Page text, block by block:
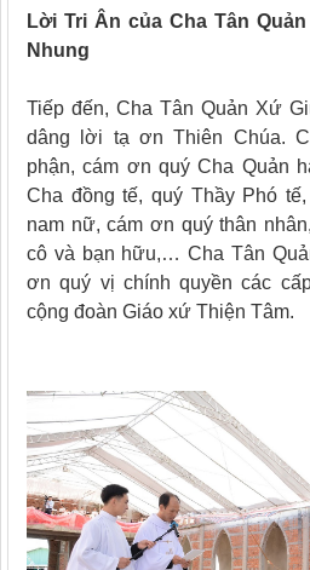
Lời Tri Ân của Cha Tân
Nhung
Tiếp đến, Cha Tân Quản Xứ
dâng lời tạ ơn Thiên Chúa.
phận, cám ơn quý Cha Quản
Cha đồng tế, quý Thầy Phó
nam nữ, cám ơn quý thân
cô và bạn hữu,… Cha Tân
ơn quý vị chính quyền các
cộng đoàn Giáo xứ Thiện Tâm.